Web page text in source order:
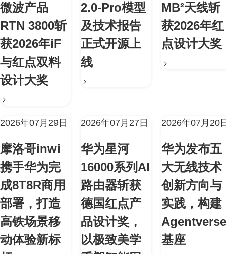
微波产品
RTN 3800斩
获2026年iF
与红点双料
设计大奖
2.0-Pro模型
及技术报告
正式开源上
线
MB²天线斩
获2026年红
点设计大奖
2026年07月29日
摩洛哥inwi
携手华为完
成8T8R商用
部署，打造
高铁场景移
动体验新标
2026年07月27日
华为星河
16000系列AI
路由器斩获
德国红点产
品设计奖，
以极致美学
2026年07月20
华为发布五
大无线技术
创新方向与
实践，构建
Agentverse
基座